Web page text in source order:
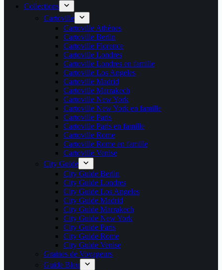
Collections
Cartoville
Cartoville Athènes
Cartoville Berlin
Cartoville Florence
Cartoville Londres
Cartoville Londres en famille
Cartoville Los Angeles
Cartoville Madrid
Cartoville Marrakech
Cartoville New York
Cartoville New York en famille
Cartoville Paris
Cartoville Paris en famille
Cartoville Rome
Cartoville Rome en famille
Cartoville Venise
City Guide
City Guide Berlin
City Guide Londres
City Guide Los Angeles
City Guide Madrid
City Guide Marrakech
City Guide New York
City Guide Paris
City Guide Rome
City Guide Venise
Graines de Voyageurs
Guide Bleu